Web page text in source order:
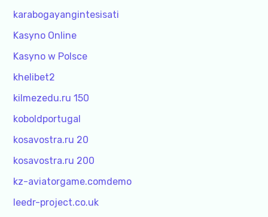
karabogayangintesisati
Kasyno Online
Kasyno w Polsce
khelibet2
kilmezedu.ru 150
koboldportugal
kosavostra.ru 20
kosavostra.ru 200
kz-aviatorgame.comdemo
leedr-project.co.uk